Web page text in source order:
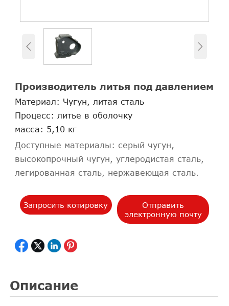
 
Производитель литья под давлением
Материал: Чугун, литая сталь
Процесс: литье в оболочку
масса: 5,10 кг
Доступные материалы: серый чугун,
высокопрочный чугун, углеродистая сталь,
легированная сталь, нержавеющая сталь.
Запросить котировку
Отправить
электронную почту
Описание